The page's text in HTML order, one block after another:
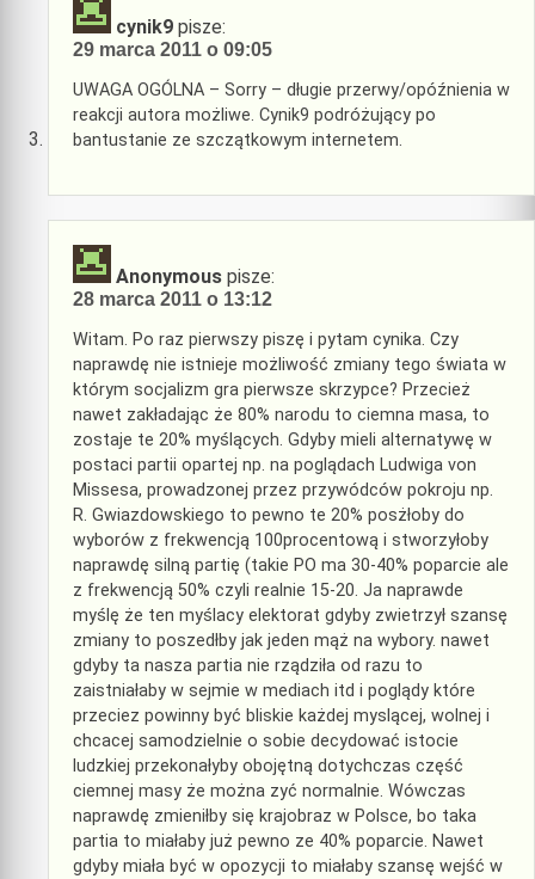
cynik9 pisze:
29 marca 2011 o 09:05
UWAGA OGÓLNA – Sorry – długie przerwy/opóźnienia w
reakcji autora możliwe. Cynik9 podróżujący po
bantustanie ze szczątkowym internetem.
Anonymous pisze:
28 marca 2011 o 13:12
Witam. Po raz pierwszy piszę i pytam cynika. Czy
naprawdę nie istnieje możliwość zmiany tego świata w
którym socjalizm gra pierwsze skrzypce? Przecież
nawet zakładając że 80% narodu to ciemna masa, to
zostaje te 20% myślących. Gdyby mieli alternatywę w
postaci partii opartej np. na poglądach Ludwiga von
Missesa, prowadzonej przez przywódców pokroju np.
R. Gwiazdowskiego to pewno te 20% posżłoby do
wyborów z frekwencją 100procentową i stworzyłoby
naprawdę silną partię (takie PO ma 30-40% poparcie ale
z frekwencją 50% czyli realnie 15-20. Ja naprawde
myślę że ten myślacy elektorat gdyby zwietrzył szansę
zmiany to poszedłby jak jeden mąż na wybory. nawet
gdyby ta nasza partia nie rządziła od razu to
zaistniałaby w sejmie w mediach itd i poglądy które
przeciez powinny być bliskie każdej myslącej, wolnej i
chcacej samodzielnie o sobie decydować istocie
ludzkiej przekonałyby obojętną dotychczas część
ciemnej masy że można zyć normalnie. Wówczas
naprawdę zmieniłby się krajobraz w Polsce, bo taka
partia to miałaby już pewno ze 40% poparcie. Nawet
gdyby miała być w opozycji to miałaby szansę wejść w